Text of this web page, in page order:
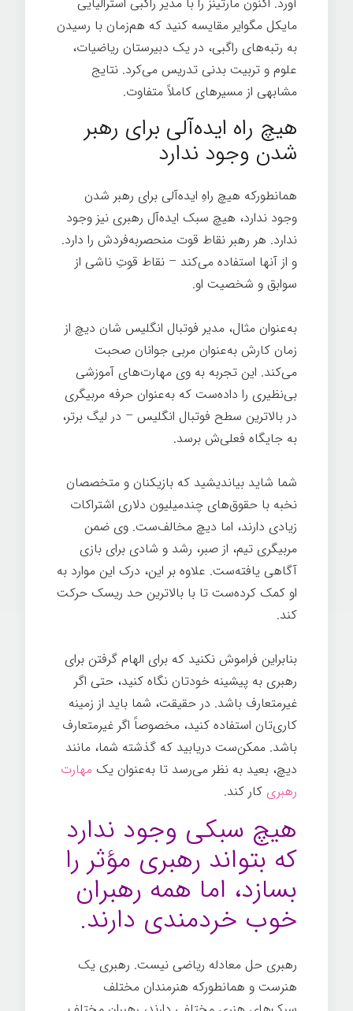
مایکل مگوایر مقایسه کنید که هم‌زمان با رسیدن
به رتبه‌های راگبی، در یک دبیرستان ریاضیات،
علوم و تربیت بدنی تدریس می‌کرد. نتایج
مشابهی از مسیرهای کاملاً متفاوت.
هیچ راه ایده‌آلی برای رهبر
شدن وجود ندارد
همانطورکه هیچ راهِ ایده‌آلی برای رهبر شدن
وجود ندارد، هیچ سبک ایده‌آل رهبری نیز وجود
ندارد. هر رهبر نقاط قوت منحصر‌به‌فردش را دارد.
و از آنها استفاده می‌کند – نقاط قوتِ ناشی از
سوابق و شخصیت او.
به‌عنوان مثال، مدیر فوتبال انگلیس شان دیچ از
زمان کارش به‌عنوان مربی جوانان صحبت
می‌کند. این تجربه به وی مهارت‌های آموزشی
بی‌نظیری را داده‌ست که به‌عنوان حرفه مربیگری
در بالاترین سطح فوتبال انگلیس – در لیگ برتر،
به جایگاه فعلی‌ش برسد.
شما شاید بیاندیشید که بازیکنان و متخصصان
نخبه با حقوق‌های چندمیلیون دلاری اشتراکات
زیادی دارند، اما دیچ مخالف‌ست. وی ضمن
مربیگری تیم، از صبر، رشد و شادی برای بازی
آگاهی یافته‌ست. علاوه بر این، درک این موارد به
او کمک کرده‌ست تا با بالاترین حد ریسک حرکت
کند.
بنابراین فراموش نکنید که برای الهام گرفتن برای
رهبری به پیشینه خودتان نگاه کنید، حتی اگر
غیرمتعارف باشد. در حقیقت، شما باید از زمینه
کاری‌تان استفاده کنید، مخصوصاً اگر غیرمتعارف
باشد. ممکن‌ست دریابید که گذشته شما، مانند
دیچ، بعید به نظر می‌رسد تا به‌عنوان یک مهارت
رهبری کار کند.
هیچ سبکی وجود ندارد
که بتواند رهبری مؤثر را
بسازد، اما همه رهبران
خوب خردمندی دارند.
رهبری حل معادله ریاضی نیست. رهبری یک
هنرست و همانطورکه هنرمندان مختلف